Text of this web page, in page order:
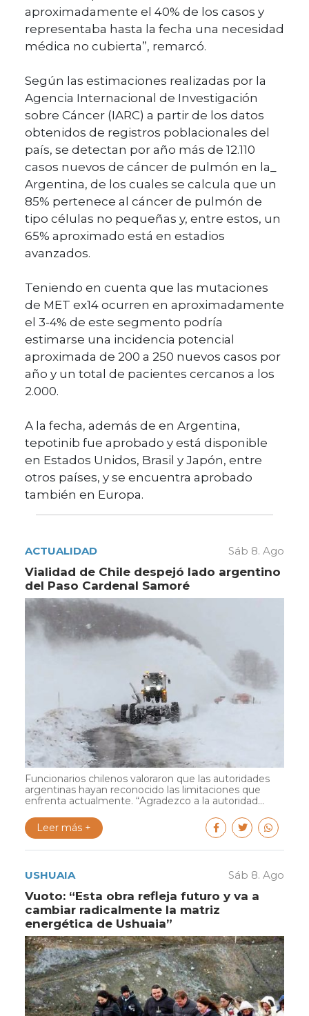
aproximadamente el 40% de los casos y
representaba hasta la fecha una necesidad
médica no cubierta”, remarcó.
Según las estimaciones realizadas por la
Agencia Internacional de Investigación
sobre Cáncer (IARC) a partir de los datos
obtenidos de registros poblacionales del
país, se detectan por año más de 12.110
casos nuevos de cáncer de pulmón en la_
Argentina, de los cuales se calcula que un
85% pertenece al cáncer de pulmón de
tipo células no pequeñas y, entre estos, un
65% aproximado está en estadios
avanzados.
Teniendo en cuenta que las mutaciones
de MET ex14 ocurren en aproximadamente
el 3-4% de este segmento podría
estimarse una incidencia potencial
aproximada de 200 a 250 nuevos casos por
año y un total de pacientes cercanos a los
2.000.
A la fecha, además de en Argentina,
tepotinib fue aprobado y está disponible
en Estados Unidos, Brasil y Japón, entre
otros países, y se encuentra aprobado
también en Europa.
ACTUALIDAD Sáb 8. Ago
Vialidad de Chile despejó lado argentino
del Paso Cardenal Samoré
Funcionarios chilenos valoraron que las autoridades
argentinas hayan reconocido las limitaciones que
enfrenta actualmente. “Agradezco a la autoridad...
Leer más +
USHUAIA Sáb 8. Ago
Vuoto: “Esta obra refleja futuro y va a
cambiar radicalmente la matriz
energética de Ushuaia”